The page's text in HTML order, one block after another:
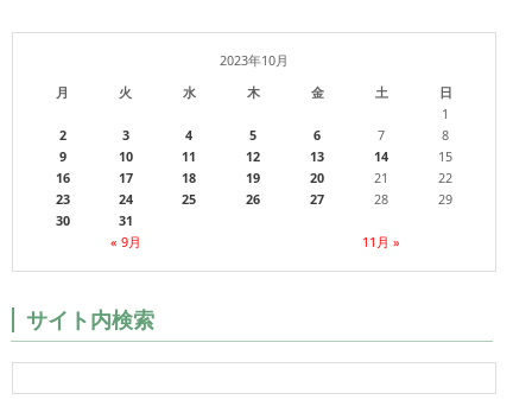
2023年10月
月
火 水 木 金 土 日
« 9月 11月 »
1
2
3 4 5 6 7
8
9
10 11 12 13 14
15
16
17 18 19 20 21
22
23
24 25 26 27 28
29
30
31
サイト内検索